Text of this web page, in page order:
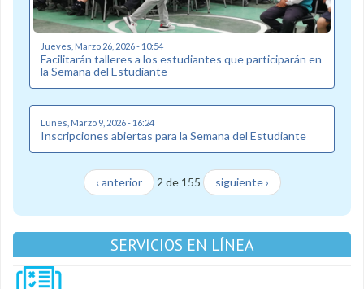
Jueves, Marzo 26, 2026 - 10:54
Facilitarán talleres a los estudiantes que participarán en
la Semana del Estudiante
Lunes, Marzo 9, 2026 - 16:24
Inscripciones abiertas para la Semana del Estudiante
‹ anterior 2 de 155 siguiente ›
SERVICIOS EN LÍNEA